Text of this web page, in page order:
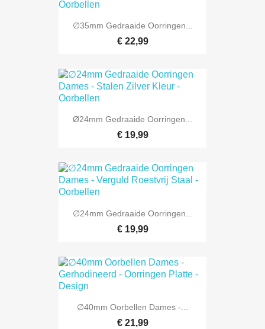
∅35mm Gedraaide Oorringen...
€ 22,99
Ø24mm Gedraaide Oorringen...
€ 19,99
∅24mm Gedraaide Oorringen...
€ 19,99
∅40mm Oorbellen Dames -...
€ 21,99